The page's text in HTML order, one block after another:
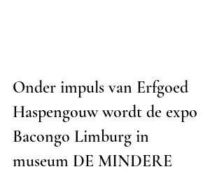
Onder impuls van Erfgoed
Haspengouw wordt de expo
Bacongo Limburg in
museum DE MINDERE